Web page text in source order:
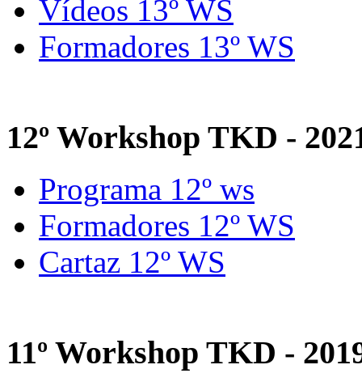
Vídeos 13º WS
Formadores 13º WS
12º Workshop TKD -
Programa 12º ws
Formadores 12º WS
Cartaz 12º WS
11º Workshop TKD -